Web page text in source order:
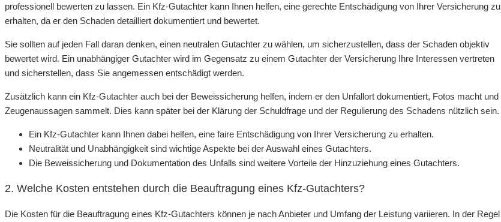
professionell bewerten zu lassen. Ein Kfz-Gutachter kann Ihnen helfen, eine gerechte Entschädigung von Ihrer Versicherung zu
erhalten, da er den Schaden detailliert dokumentiert und bewertet.
Sie sollten auf jeden Fall daran denken, einen neutralen Gutachter zu wählen, um sicherzustellen, dass der Schaden objektiv
bewertet wird. Ein unabhängiger Gutachter wird im Gegensatz zu einem Gutachter der Versicherung Ihre Interessen vertreten
und sicherstellen, dass Sie angemessen entschädigt werden.
Zusätzlich kann ein Kfz-Gutachter auch bei der Beweissicherung helfen, indem er den Unfallort dokumentiert, Fotos macht und
Zeugenaussagen sammelt. Dies kann später bei der Klärung der Schuldfrage und der Regulierung des Schadens nützlich sein.
Ein Kfz-Gutachter kann Ihnen dabei helfen, eine faire Entschädigung von Ihrer Versicherung zu erhalten.
Neutralität und Unabhängigkeit sind wichtige Aspekte bei der Auswahl eines Gutachters.
Die Beweissicherung und Dokumentation des Unfalls sind weitere Vorteile der Hinzuziehung eines Gutachters.
2. Welche Kosten entstehen durch die Beauftragung eines Kfz-Gutachters?
Die Kosten für die Beauftragung eines Kfz-Gutachters können je nach Anbieter und Umfang der Leistung variieren. In der Regel